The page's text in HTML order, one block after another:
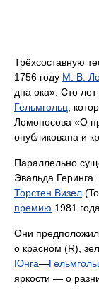
Трёхсоставную
1756 году М. В.
дна ока». Сто
Гельмгольц ,
Ломоносова «О
опубликована и
Параллельно
Эвальда
Торстен Визел
премию 1981
Они
о красном (R),
Юнга—
яркости — о